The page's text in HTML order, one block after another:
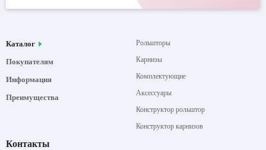
Каталог
Покупателям
Информация
Преимущества
Рольшторы
Карнизы
Комплектующие
Аксессуары
Конструктор рольштор
Конструктор карнизов
Контакты